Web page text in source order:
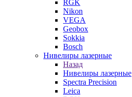
RGK
Nikon
VEGA
Geobox
Sokkia
Bosch
Нивелиры лазерные
Назад
Нивелиры лазерные
Spectra Precision
Leica